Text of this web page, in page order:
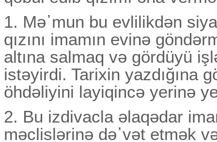
1. Mə᾽mun bu evlilikdən
qızını imamın evinə
altına salmaq və gördüyü
istəyirdi. Tarixin yazdığına
öhdəliyini layiqincə yerinə
2. Bu izdivacla əlaqədar
məclislərinə də᾽vət etmək